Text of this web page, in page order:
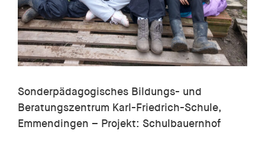
Sonderpädagogisches Bildungs- und
Beratungszentrum Karl-Friedrich-Schule,
Emmendingen – Projekt: Schulbauernhof